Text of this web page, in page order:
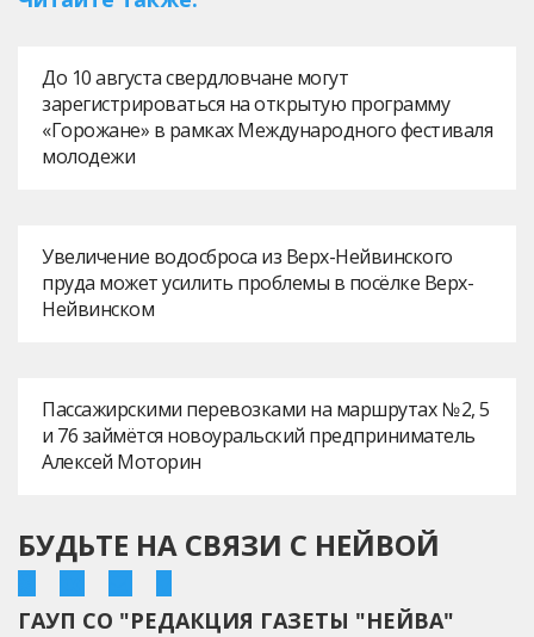
До 10 августа свердловчане могут
зарегистрироваться на открытую программу
«Горожане» в рамках Международного фестиваля
молодежи
Увеличение водосброса из Верх-Нейвинского
пруда может усилить проблемы в посёлке Верх-
Нейвинском
Пассажирскими перевозками на маршрутах № 2, 5
и 76 займётся новоуральский предприниматель
Алексей Моторин
БУДЬТЕ НА СВЯЗИ С НЕЙВОЙ
ГАУП СО "РЕДАКЦИЯ ГАЗЕТЫ "НЕЙВА"